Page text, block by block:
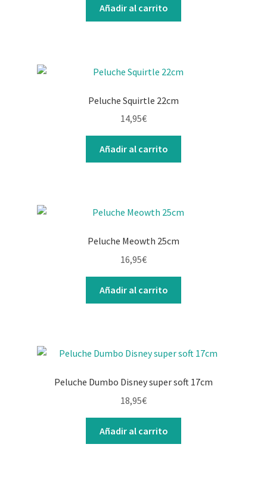
Añadir al carrito
Peluche Squirtle 22cm
14,95€
Añadir al carrito
Peluche Meowth 25cm
16,95€
Añadir al carrito
Peluche Dumbo Disney super soft 17cm
18,95€
Añadir al carrito